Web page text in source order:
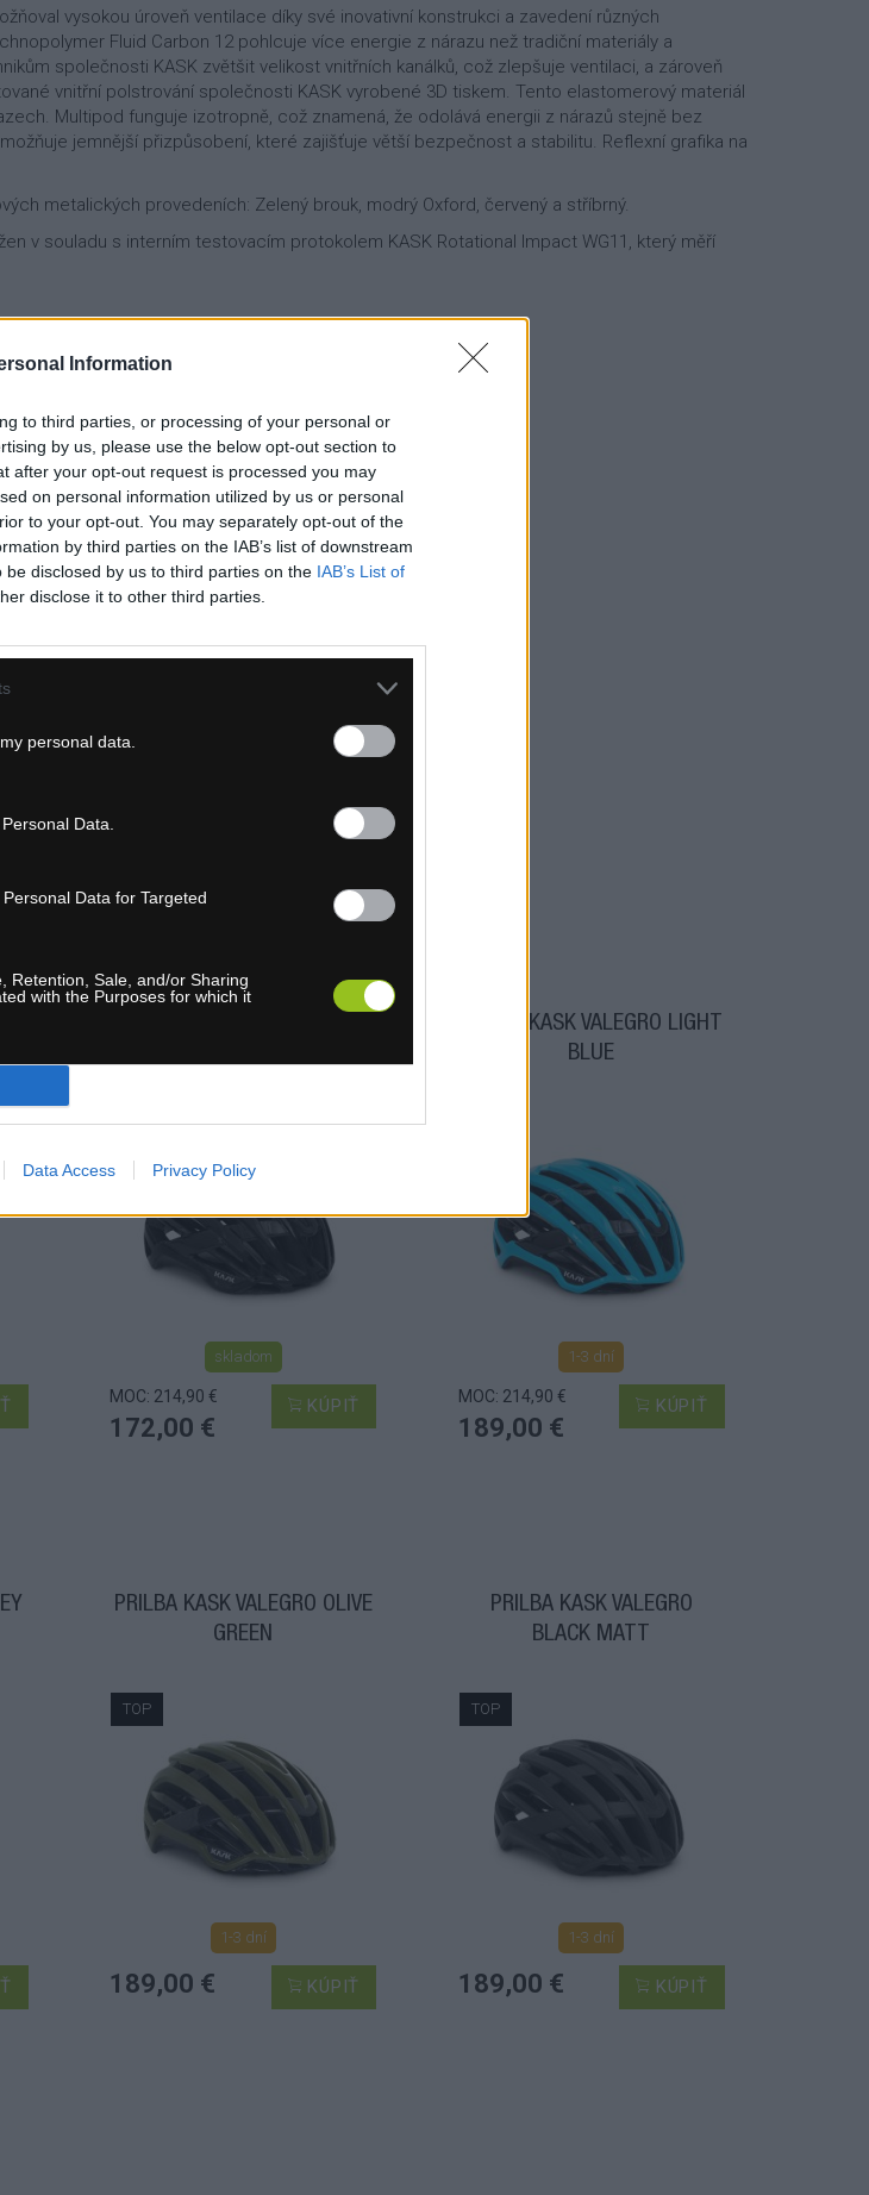
Information
to third parties, or processing of your personal or
by us, please use the below opt-out section to
after your opt-out request is processed you may
on personal information utilized by us or personal
to your opt-out. You may separately opt-out of the
by third parties on the IAB’s list of downstream
disclosed by us to third parties on the IAB’s List of
disclose it to other third parties.
personal data.
Data.
Data for Targeted
Retention, Sale, and/or Sharing
with the Purposes for which it
Data Access Privacy Policy
vysokou úroveň ventilace díky své inovativní konstrukci a zavedení různých
Fluid Carbon 12 pohlcuje více energie z nárazu než tradiční materiály a
společnosti KASK zvětšit velikost vnitřních kanálků, což zlepšuje ventilaci, a zároveň
vnitřní polstrování společnosti KASK vyrobené 3D tiskem. Tento elastomerový materiál
Multipod funguje izotropně, což znamená, že odolává energii z nárazů stejně bez
jemnější přizpůsobení, které zajišťuje větší bezpečnost a stabilitu. Reflexní grafika na
metalických provedeních: Zelený brouk, modrý Oxford, červený a stříbrný.
v souladu s interním testovacím protokolem KASK Rotational Impact WG11, který měří
TOP
skladom
MOC: 214,90 €
172,00 €
KÚPIŤ
PRILBA KASK VALEGRO LIGHT
BLUE
1-3 dní
MOC: 214,90 €
189,00 €
KÚPIŤ
PRILBA KASK VALEGRO OLIVE
GREEN
TOP
1-3 dní
189,00 € KÚPIŤ
PRILBA KASK VALEGRO
BLACK MATT
TOP
1-3 dní
189,00 € KÚPIŤ